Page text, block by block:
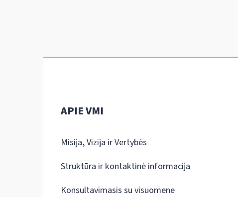
APIE VMI
Misija, Vizija ir Vertybės
Struktūra ir kontaktinė informacija
Konsultavimasis su visuomene